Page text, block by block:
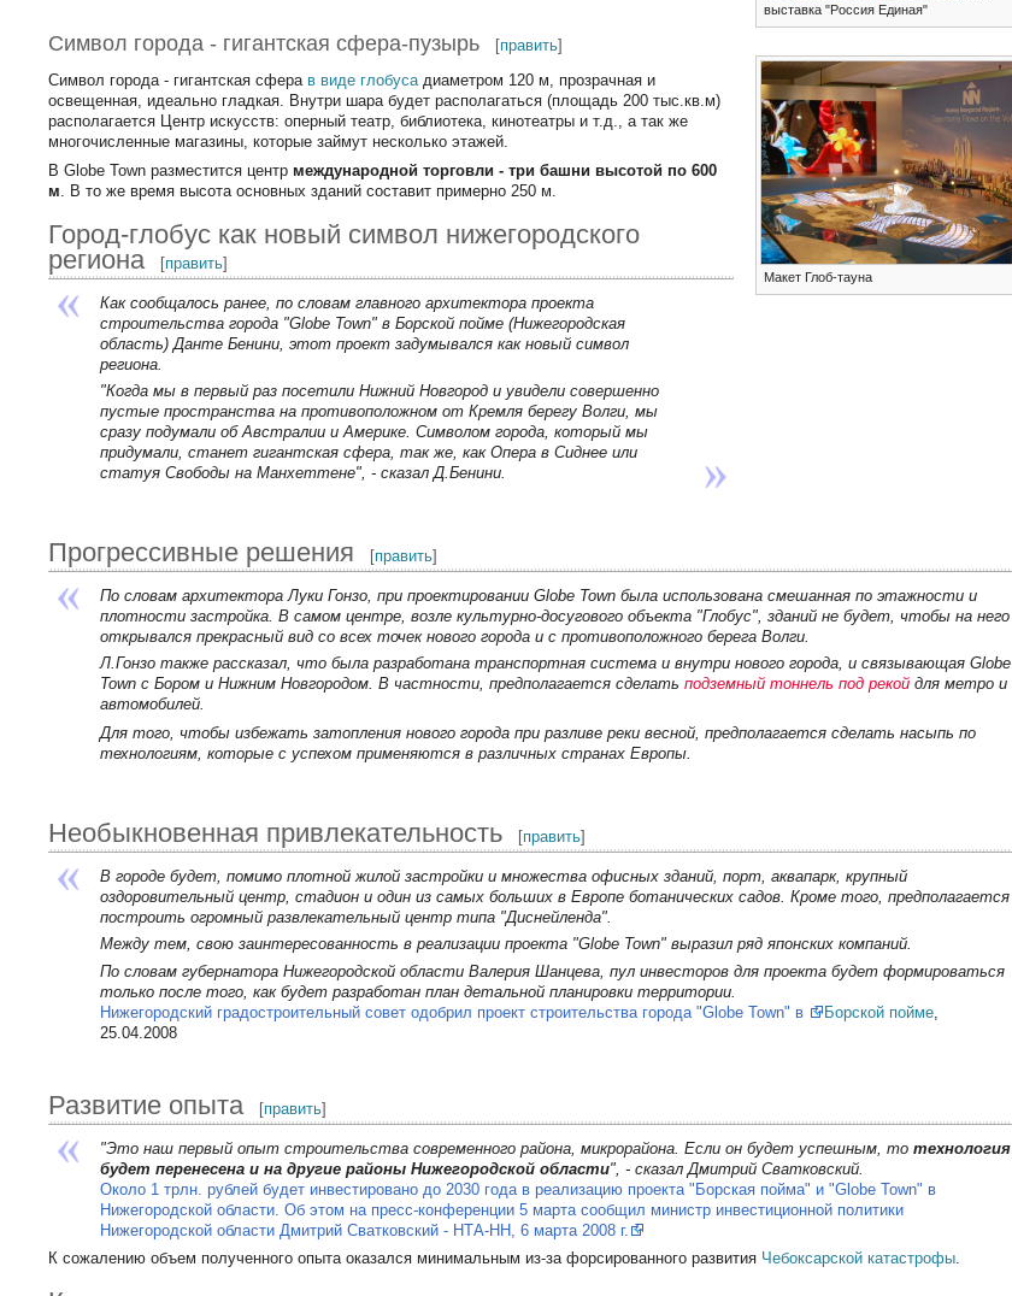
выставка "Россия Единая"
Макет Глоб-тауна
Символ города - гигантская сфера-пузырь [править]
Символ города - гигантская сфера в виде глобусадиаметром 120 м, прозрачная и
освещенная, идеально гладкая. Внутри шара будет располагаться (площадь 200 тыс.кв.м)
располагается Центр искусств: оперный театр, библиотека, кинотеатры и т.д., а так же
многочисленные магазины, которые займут несколько этажей.
В Globe Town разместится центр международной торговли - три башни высотой по 600
м . В то же время высота основных зданий составит примерно 250 м.
Город-глобус как новый символ нижегородского
региона
[править]
Как сообщалось ранее, по словам главного архитектора проекта
строительства города "Globe Town" в Борской пойме (Нижегородская
область) Данте Бенини, этот проект задумывался как новый символ
региона.
"Когда мы в первый раз посетили Нижний Новгород и увидели совершенно
пустые пространства на противоположном от Кремля берегу Волги, мы
сразу подумали об Австралии и Америке. Символом города, который мы
придумали, станет гигантская сфера, так же, как Опера в Сиднее или
статуя Свободы на Манхеттене", - сказал Д.Бенини.
Прогрессивные решения [править]
По словам архитектора Луки Гонзо, при проектировании Globe Town была использована смешанная по этажности и
плотности застройка. В самом центре, возле культурно-досугового объекта "Глобус", зданий не будет, чтобы на него
открывался прекрасный вид со всех точек нового города и с противоположного берега Волги.
Л.Гонзо также рассказал, что была разработана транспортная система и внутри нового города, и связывающая Globe
Town с Бором и Нижним Новгородом. В частности, предполагается сделать подземный тоннель под рекойдля метро и
автомобилей.
Для того, чтобы избежать затопления нового города при разливе реки весной, предполагается сделать насыпь по
технологиям, которые с успехом применяются в различных странах Европы.
Необыкновенная привлекательность [править]
В городе будет, помимо плотной жилой застройки и множества офисных зданий, порт, аквапарк, крупный
оздоровительный центр, стадион и один из самых больших в Европе ботанических садов. Кроме того, предполагается
построить огромный развлекательный центр типа "Диснейленда".
Между тем, свою заинтересованность в реализации проекта "Globe Town" выразил ряд японских компаний.
По словам губернатора Нижегородской области Валерия Шанцева, пул инвесторов для проекта будет формироваться
только после того, как будет разработан план детальной планировки территории.
Нижегородский градостроительный совет одобрил проект строительства города "Globe Town" в
Борской пойме,
25.04.2008
Развитие опыта [править]
"Это наш первый опыт строительства современного района, микрорайона. Если он будет успешным, то технология
будет перенесена и на другие районы Нижегородской области", - сказал Дмитрий Сватковский.
Около 1 трлн. рублей будет инвестировано до 2030 года в реализацию проекта "Борская пойма" и "Globe Town" в
Нижегородской области. Об этом на пресс-конференции 5 марта сообщил министр инвестиционной политики
Нижегородской области Дмитрий Сватковский - НТА-НН, 6 марта 2008 г.
К сожалению объем полученного опыта оказался минимальным из-за форсированного развития Чебоксарской катастрофы.